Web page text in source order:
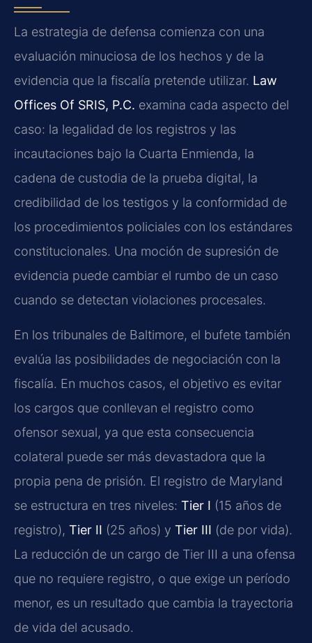
La estrategia de defensa comienza con una
evaluación minuciosa de los hechos y de la
evidencia que la fiscalía pretende utilizar. Law
Offices Of SRIS, P.C. examina cada aspecto del
caso: la legalidad de los registros y las
incautaciones bajo la Cuarta Enmienda, la
cadena de custodia de la prueba digital, la
credibilidad de los testigos y la conformidad de
los procedimientos policiales con los estándares
constitucionales. Una moción de supresión de
evidencia puede cambiar el rumbo de un caso
cuando se detectan violaciones procesales.
En los tribunales de Baltimore, el bufete también
evalúa las posibilidades de negociación con la
fiscalía. En muchos casos, el objetivo es evitar
los cargos que conllevan el registro como
ofensor sexual, ya que esta consecuencia
colateral puede ser más devastadora que la
propia pena de prisión. El registro de Maryland
se estructura en tres niveles: Tier I (15 años de
registro), Tier II (25 años) y Tier III (de por vida).
La reducción de un cargo de Tier III a una ofensa
que no requiere registro, o que exige un período
menor, es un resultado que cambia la trayectoria
de vida del acusado.